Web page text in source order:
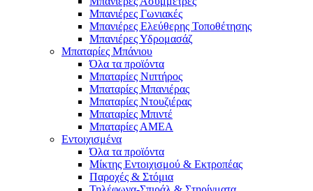
Μπανιέρες Γωνιακές
Μπανιέρες Ελεύθερης Τοποθέτησης
Μπανιέρες Υδρομασάζ
Μπαταρίες Μπάνιου
Όλα τα προϊόντα
Μπαταρίες Νιπτήρος
Μπαταρίες Μπανιέρας
Μπαταρίες Ντουζιέρας
Μπαταρίες Μπιντέ
Μπαταρίες ΑΜΕΑ
Εντοιχισμένα
Όλα τα προϊόντα
Μίκτης Εντοιχισμού & Εκτροπέας
Παροχές & Στόμια